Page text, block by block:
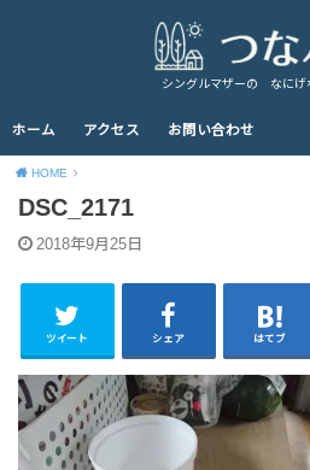
シングルマザーの なにげ
ホーム アクセス お問い合わせ
HOME
DSC_2171
2018年9月25日
ツイート シェア はてブ